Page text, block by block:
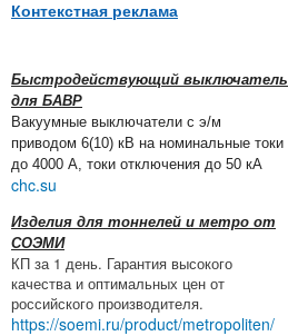
Контекстная реклама
Быстродействующий выключатель
для БАВР
Вакуумные выключатели с э/м
приводом 6(10) кВ на номинальные токи
до 4000 А, токи отключения до 50 кА
chc.su
Изделия для тоннелей и метро от
СОЭМИ
КП за 1 день. Гарантия высокого
качества и оптимальных цен от
российского производителя.
https://soemi.ru/product/metropoliten/